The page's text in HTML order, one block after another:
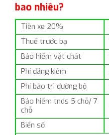
bao nhiêu?
Tiền xe 20%
Thuế trước bạ
Bảo hiểm vật chất
Phí đăng kiểm
Phí bảo trì đường bộ
Bảo hiểm tnds 5 chỗ/ 7
chỗ
Biển số